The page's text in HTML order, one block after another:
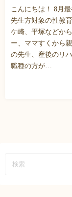
こんにちは！ 8月
先生方対象の性教
ケ崎、平塚などか
ー、ママすくから
の先生、産後のリ
職種の方が…